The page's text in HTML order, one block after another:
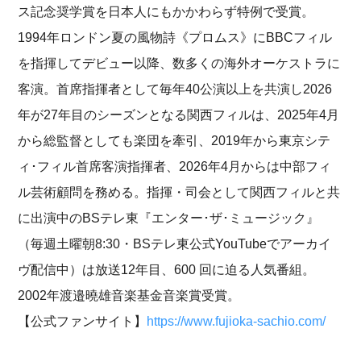
ス記念奨学賞を日本人にもかかわらず特例で受賞。
1994年ロンドン夏の風物詩《プロムス》にBBCフィル
を指揮してデビュー以降、数多くの海外オーケストラに
客演。首席指揮者として毎年40公演以上を共演し2026
年が27年目のシーズンとなる関西フィルは、2025年4月
から総監督としても楽団を牽引、2019年から東京シテ
ィ･フィル首席客演指揮者、2026年4月からは中部フィ
ル芸術顧問を務める。指揮・司会として関西フィルと共
に出演中のBSテレ東『エンター･ザ･ミュージック』
（毎週土曜朝8:30・BSテレ東公式YouTubeでアーカイ
ヴ配信中）は放送12年目、600 回に迫る人気番組。
2002年渡邉曉雄音楽基金音楽賞受賞。
【公式ファンサイト】 https://www.fujioka-sachio.com/